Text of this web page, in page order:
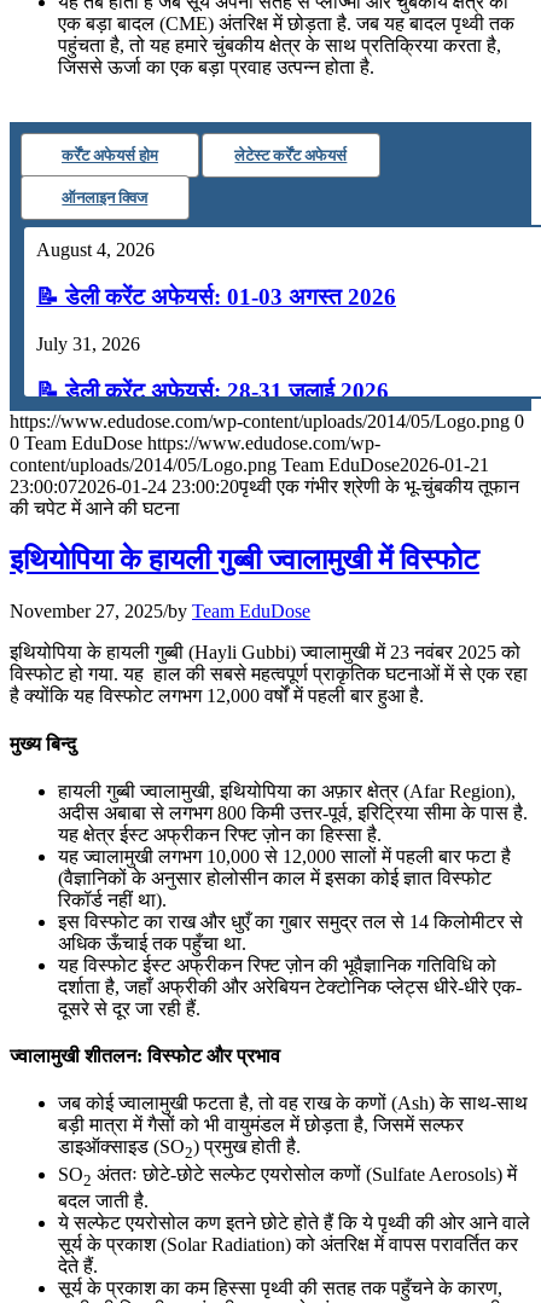
एक बड़ा बादल (CME) अंतरिक्ष में छोड़ता है. जब यह बादल पृथ्वी तक
पहुंचता है, तो यह हमारे चुंबकीय क्षेत्र के साथ प्रतिक्रिया करता है,
जिससे ऊर्जा का एक बड़ा प्रवाह उत्पन्न होता है.
कर्रेंट अफेयर्स होम लेटेस्ट कर्रेंट अफेयर्स
ऑनलाइन क्विज
August 4, 2026
📝 डेली करेंट अफेयर्स: 01-03 अगस्त 2026
July 31, 2026
📝 डेली करेंट अफेयर्स: 28-31 जुलाई 2026
July 28, 2026
📝 डेली करेंट अफेयर्स: 25-27 जुलाई 2026
📝 डेली करेंट अफेयर्स: 22-24 जुलाई 2026
July 22, 2026
📝 डेली करेंट अफेयर्स: 19-21 जुलाई 2026
📝 डेली करेंट अफेयर्स: 16-18 जुलाई 2026
July 16, 2026
📝 डेली करेंट अफेयर्स: 13-15 जुलाई 2026
https://www.edudose.com/wp-content/uploads/2014/05/Logo.png 0
0 Team EduDose https://www.edudose.com/wp-
content/uploads/2014/05/Logo.png Team EduDose2026-01-21
23:00:072026-01-24 23:00:20पृथ्वी एक गंभीर श्रेणी के भू-चुंबकीय तूफान
की चपेट में आने की घटना
इथियोपिया के हायली गुब्बी ज्वालामुखी में विस्फोट
November 27, 2025/by Team EduDose
इथियोपिया के हायली गुब्बी (Hayli Gubbi) ज्वालामुखी में 23 नवंबर 2025 को
विस्फोट हो गया. यह हाल की सबसे महत्वपूर्ण प्राकृतिक घटनाओं में से एक रहा
है क्योंकि यह विस्फोट लगभग 12,000 वर्षों में पहली बार हुआ है.
मुख्य बिन्दु
हायली गुब्बी ज्वालामुखी, इथियोपिया का अफ़ार क्षेत्र (Afar Region),
अदीस अबाबा से लगभग 800 किमी उत्तर-पूर्व, इरिट्रिया सीमा के पास है.
यह क्षेत्र ईस्ट अफ्रीकन रिफ्ट ज़ोन का हिस्सा है.
यह ज्वालामुखी लगभग 10,000 से 12,000 सालों में पहली बार फटा है
(वैज्ञानिकों के अनुसार होलोसीन काल में इसका कोई ज्ञात विस्फोट
रिकॉर्ड नहीं था).
इस विस्फोट का राख और धुएँ का गुबार समुद्र तल से 14 किलोमीटर से
अधिक ऊँचाई तक पहुँचा था.
यह विस्फोट ईस्ट अफ्रीकन रिफ्ट ज़ोन की भूवैज्ञानिक गतिविधि को
दर्शाता है, जहाँ अफ्रीकी और अरेबियन टेक्टोनिक प्लेट्स धीरे-धीरे एक-
दूसरे से दूर जा रही हैं.
ज्वालामुखी शीतलन: विस्फोट और प्रभाव
जब कोई ज्वालामुखी फटता है, तो वह राख के कणों (Ash) के साथ-साथ
बड़ी मात्रा में गैसों को भी वायुमंडल में छोड़ता है, जिसमें सल्फर
डाइऑक्साइड (SO2) प्रमुख होती है.
SO2 अंततः छोटे-छोटे सल्फेट एयरोसोल कणों (Sulfate Aerosols) में
बदल जाती है.
ये सल्फेट एयरोसोल कण इतने छोटे होते हैं कि ये पृथ्वी की ओर आने वाले
सूर्य के प्रकाश (Solar Radiation) को अंतरिक्ष में वापस परावर्तित कर
देते हैं.
सूर्य के प्रकाश का कम हिस्सा पृथ्वी की सतह तक पहुँचने के कारण,